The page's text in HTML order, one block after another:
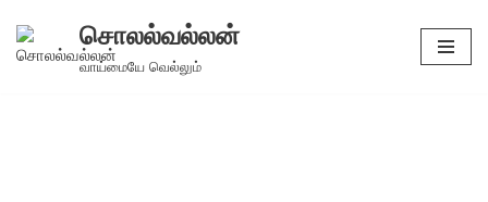
Skip
சொலல்வல்லன்
வாய்மையே வெல்லும்